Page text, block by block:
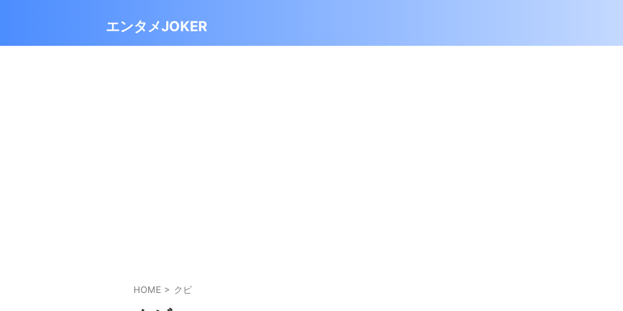
エンタメJOKER
HOME > クビ